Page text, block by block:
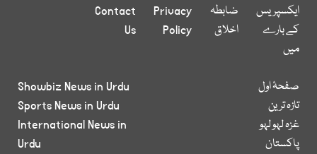
ایکسپریس
کے بارے
میں
ضابطہ
اخلاق
Privacy
Policy
Contact
Us
صفحۂ اول
تازہ ترین
غزہ لہو لہو
پاکستان
Showbiz News in Urdu
Sports News in Urdu
International News in
Urdu